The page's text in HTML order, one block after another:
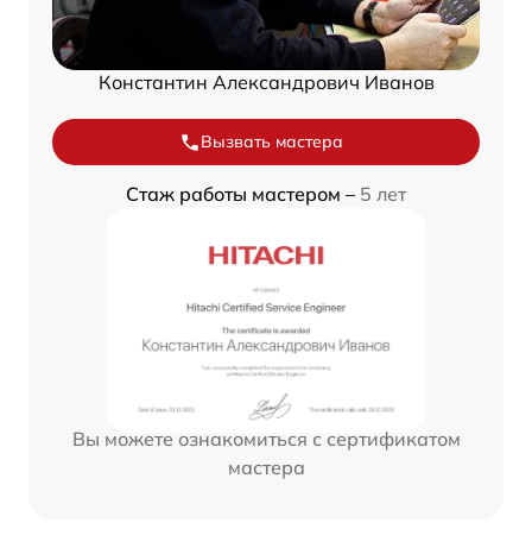
Константин Александрович Иванов
Вызвать мастера
Стаж работы мастером – 5 лет
Вы можете ознакомиться с сертификатом
мастера